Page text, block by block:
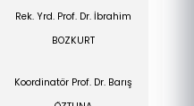
Rek. Yrd. Prof. Dr. İbrahim
BOZKURT
Koordinatör Prof. Dr. Barış